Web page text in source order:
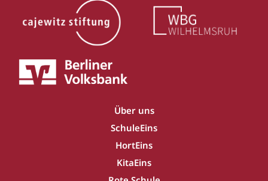
Über uns
SchuleEins
HortEins
KitaEins